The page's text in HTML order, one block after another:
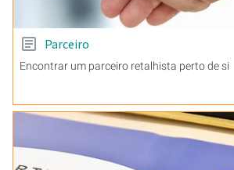
Parceiro
Encontrar um parceiro retalhista perto de si